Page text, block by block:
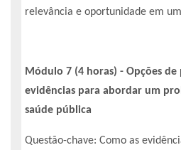
relevância e oportunidade em
Módulo 7 (4 horas) - Opções
evidências para abordar um
saúde pública
Questão-chave: Como as